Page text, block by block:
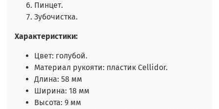
Пинцет.
Зубочистка.
Характеристики:
Цвет: голубой.
Материал рукояти: пластик Cellidor.
Длина: 58 мм
Ширина: 18 мм
Высота: 9 мм